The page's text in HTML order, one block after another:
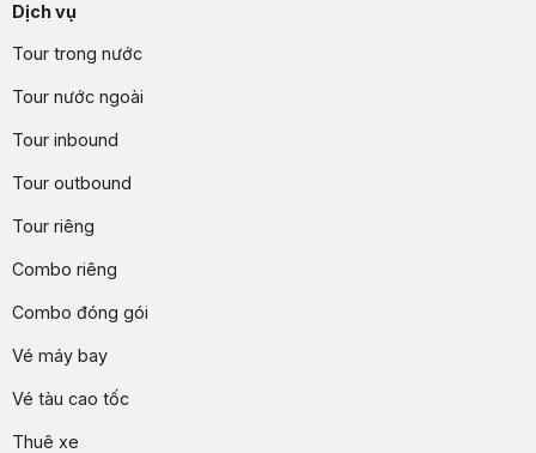
Dịch vụ
Tour trong nước
Tour nước ngoài
Tour inbound
Tour outbound
Tour riêng
Combo riêng
Combo đóng gói
Vé máy bay
Vé tàu cao tốc
Thuê xe